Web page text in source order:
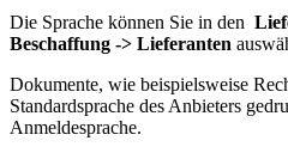
Die Sprache können Sie in den
Beschaffung -> Lieferanten
Dokumente, wie beispielsweise
Standardsprache des Anbieters
Anmeldesprache.